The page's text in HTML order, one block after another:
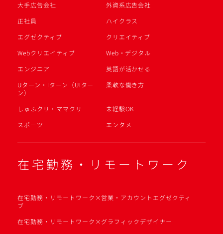
大手広告会社
外資系広告会社
正社員
ハイクラス
エグゼクティブ
クリエイティブ
Webクリエイティブ
Web・デジタル
エンジニア
英語が活かせる
Uターン・Iターン（UIター
ン）
柔軟な働き方
しゅふクリ・ママクリ
未経験OK
スポーツ
エンタメ
在宅勤務・リモートワーク
在宅勤務・リモートワーク×営業・アカウントエグゼクティ
ブ
在宅勤務・リモートワーク×グラフィックデザイナー